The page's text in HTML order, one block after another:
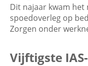
Dit najaar kwam
spoedoverleg op
Zorgen onder
Vijftigste